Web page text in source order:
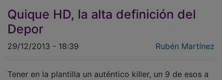
Quique HD, la alta definición del
Depor
29/12/2013 - 18:39 Rubén Martínez
Tener en la plantilla un auténtico killer, un 9 de esos a